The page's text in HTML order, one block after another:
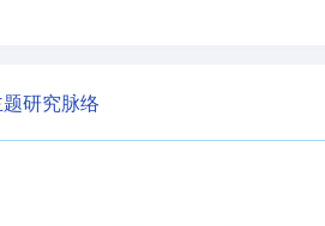
研究脉络